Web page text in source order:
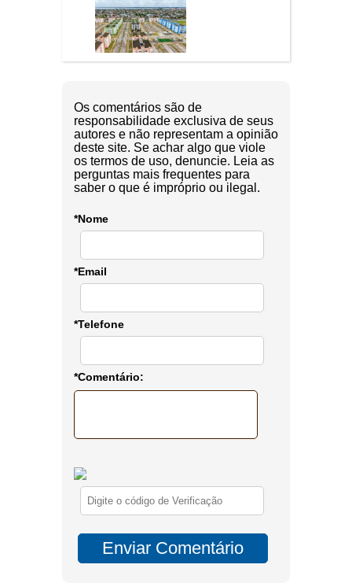
Os comentários são de
responsabilidade exclusiva de seus
autores e não representam a opinião
deste site. Se achar algo que viole
os termos de uso, denuncie. Leia as
perguntas mais frequentes para
saber o que é impróprio ou ilegal.
*Nome
*Email
*Telefone
*Comentário: